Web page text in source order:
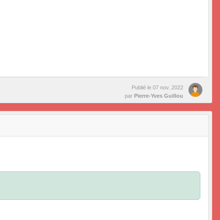
Publié le 07 nov. 2022
par Pierre-Yves Guillou